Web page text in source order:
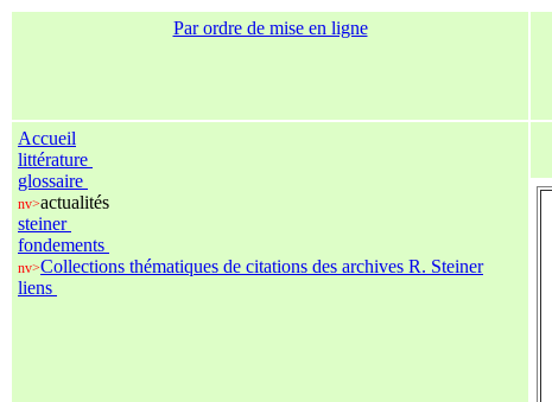
Par ordre de mise en ligne
Accueil
littérature
glossaire
nv>actualités
steiner
fondements
nv>Collections thématiques de citations des archives R. Steiner
liens